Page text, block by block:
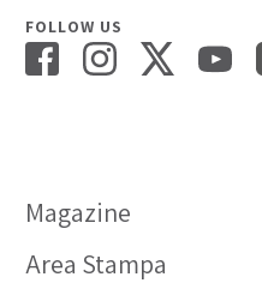
FOLLOW US
Magazine
Area Stampa